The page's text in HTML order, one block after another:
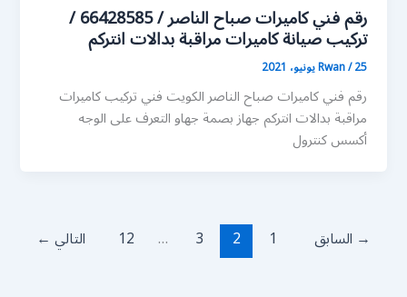
رقم فني كاميرات صباح الناصر / 66428585 /
تركيب صيانة كاميرات مراقبة بدالات انتركم
Rwan/25 يونيو، 2021
رقم فني كاميرات صباح الناصر الكويت فني تركيب كاميرات
مراقبة بدالات انتركم جهاز بصمة جهاو التعرف على الوجه
أكسس كنترول
→ السابق 1
2
3
…
12 التالي ←